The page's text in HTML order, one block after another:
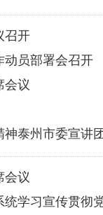
召开
动员部署会召开
会议
泰州市委宣讲
会议
学习宣传贯彻